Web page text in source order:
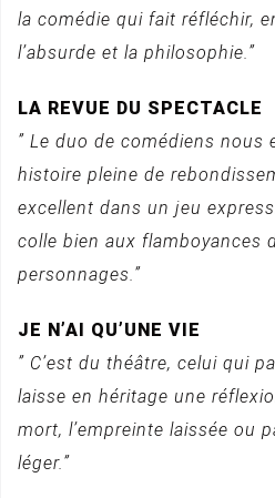
la comédie qui fait réfléchir,
l’absurde et la philosophie.”
LA REVUE DU SPECTACLE
” Le duo de comédiens nous
histoire pleine de
excellent dans un jeu
colle bien aux flamboyances
personnages.”
JE N’AI QU’UNE VIE
” C’est du théâtre, celui qui
laisse en héritage une
mort, l’empreinte laissée ou
léger.”